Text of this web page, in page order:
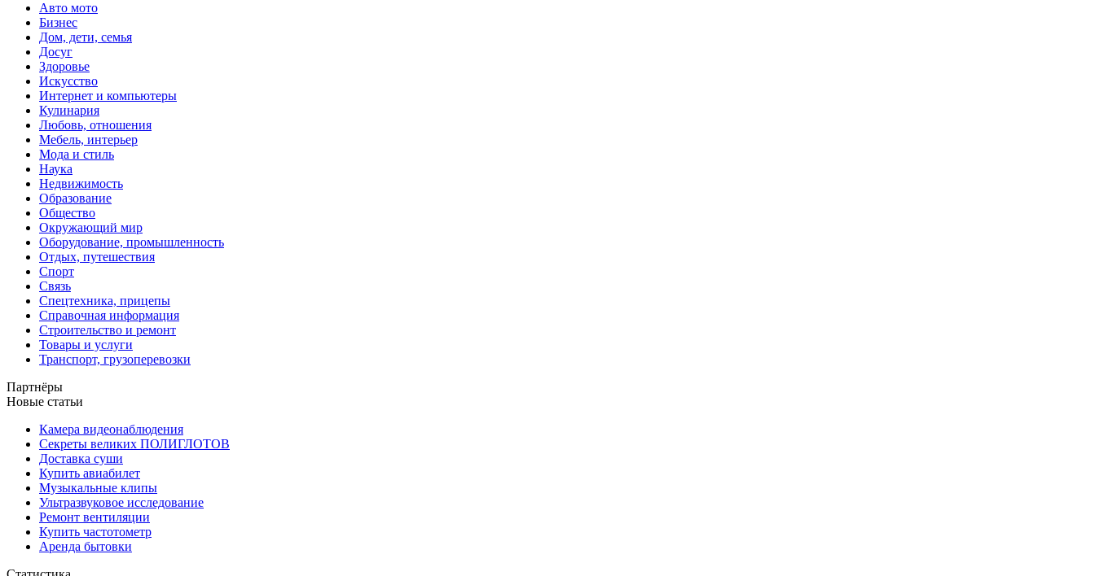
Авто мото
Бизнес
Дом, дети, семья
Досуг
Здоровье
Искусство
Интернет и компьютеры
Кулинария
Любовь, отношения
Мебель, интерьер
Мода и стиль
Наука
Недвижимость
Образование
Общество
Окружающий мир
Оборудование, промышленность
Отдых, путешествия
Спорт
Связь
Спецтехника, прицепы
Справочная информация
Строительство и ремонт
Товары и услуги
Транспорт, грузоперевозки
Партнёры
Новые статьи
Камера видеонаблюдения
Секреты великих ПОЛИГЛОТОВ
Доставка суши
Купить авиабилет
Музыкальные клипы
Ультразвуковое исследование
Ремонт вентиляции
Купить частотометр
Аренда бытовки